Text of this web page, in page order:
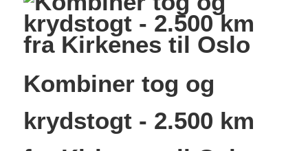
Kombiner tog og
krydstogt - 2.500 km